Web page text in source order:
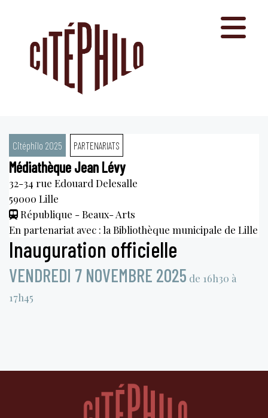
Citéphilo 2025 PARTENARIATS
Médiathèque Jean Lévy
32-34 rue Edouard Delesalle
59000 Lille
République - Beaux- Arts
En partenariat avec : la Bibliothèque municipale de Lille
Inauguration officielle
VENDREDI 7 NOVEMBRE 2025 de 16h30 à
17h45